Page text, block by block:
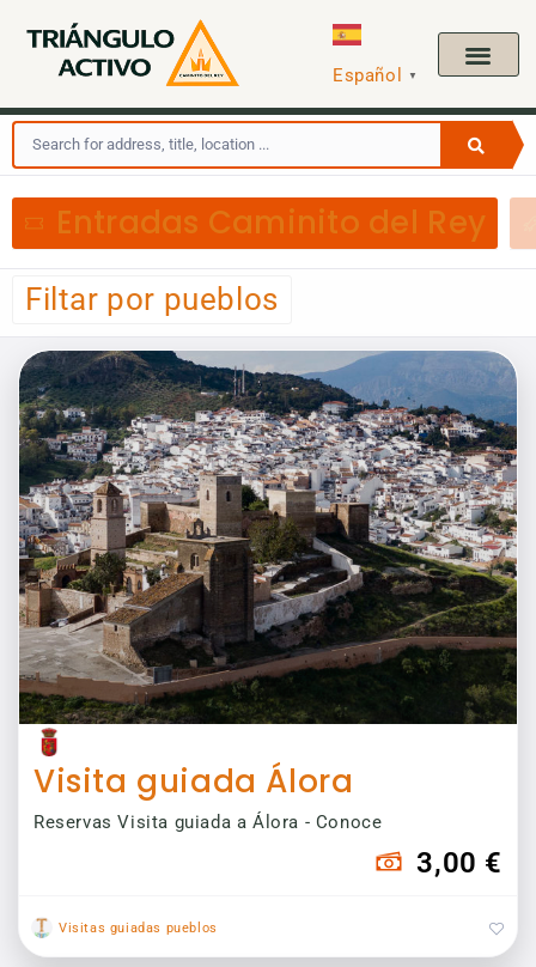
Español ▼
Entradas Caminito del Rey
Filtar por pueblos
Visita guiada Álora
Reservas Visita guiada a Álora - Conoce
3,00 €
Visitas guiadas pueblos